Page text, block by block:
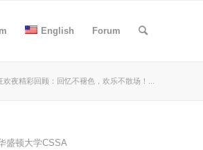
English Forum
夜精彩回顾：回忆不褪色，欢乐不散场！...
盛顿大学CSSA